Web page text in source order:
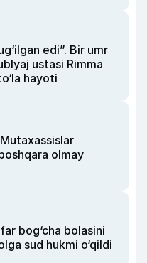
edi”. Bir umr
ustasi Rimma
hayoti
olmay
bog‘cha bolasini
sud hukmi o‘qildi